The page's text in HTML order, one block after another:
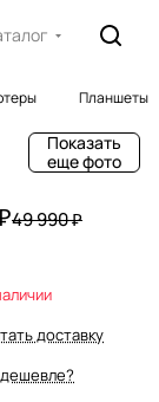
Планшеты
Показать
еще фото
49 990 ₽
доставку